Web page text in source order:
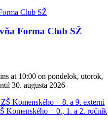
Forma Club SŽ
at 10:00 on pondelok, utorok,
30. augusta 2026
Komenského + 8. a 9. externí
Komenského + 0., 1. a 2. ročník